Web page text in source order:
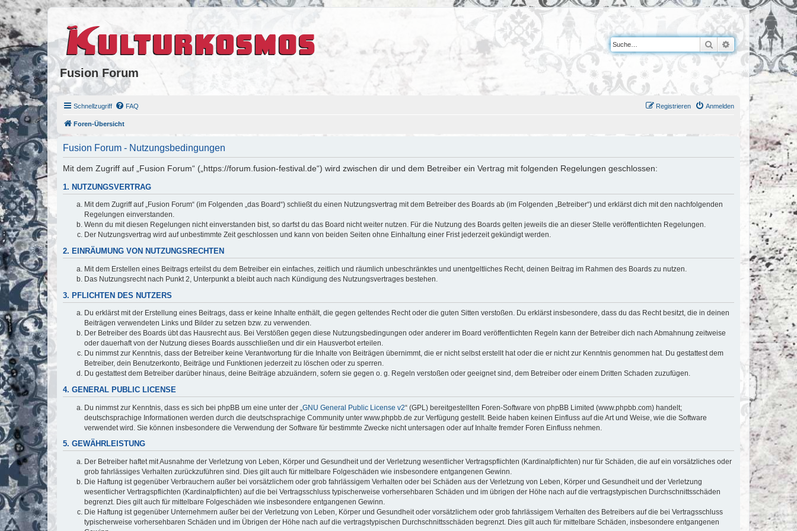
Fusion Forum
Suche Erweiterte Suche
Schnellzugriff FAQ Anmelden
Registrieren
Foren-Übersicht
Fusion Forum - Nutzungsbedingungen
Mit dem Zugriff auf „Fusion Forum“ („https://forum.fusion-festival.de“) wird zwischen dir und dem Betreiber ein Vertrag mit folgenden Regelungen geschlossen:
1. NUTZUNGSVERTRAG
Mit dem Zugriff auf „Fusion Forum“ (im Folgenden „das Board“) schließt du einen Nutzungsvertrag mit dem Betreiber des Boards ab (im Folgenden „Betreiber“) und erklärst dich mit den nachfolgenden
Regelungen einverstanden.
Wenn du mit diesen Regelungen nicht einverstanden bist, so darfst du das Board nicht weiter nutzen. Für die Nutzung des Boards gelten jeweils die an dieser Stelle veröffentlichten Regelungen.
Der Nutzungsvertrag wird auf unbestimmte Zeit geschlossen und kann von beiden Seiten ohne Einhaltung einer Frist jederzeit gekündigt werden.
2. EINRÄUMUNG VON NUTZUNGSRECHTEN
Mit dem Erstellen eines Beitrags erteilst du dem Betreiber ein einfaches, zeitlich und räumlich unbeschränktes und unentgeltliches Recht, deinen Beitrag im Rahmen des Boards zu nutzen.
Das Nutzungsrecht nach Punkt 2, Unterpunkt a bleibt auch nach Kündigung des Nutzungsvertrages bestehen.
3. PFLICHTEN DES NUTZERS
Du erklärst mit der Erstellung eines Beitrags, dass er keine Inhalte enthält, die gegen geltendes Recht oder die guten Sitten verstoßen. Du erklärst insbesondere, dass du das Recht besitzt, die in deinen
Beiträgen verwendeten Links und Bilder zu setzen bzw. zu verwenden.
Der Betreiber des Boards übt das Hausrecht aus. Bei Verstößen gegen diese Nutzungsbedingungen oder anderer im Board veröffentlichten Regeln kann der Betreiber dich nach Abmahnung zeitweise
oder dauerhaft von der Nutzung dieses Boards ausschließen und dir ein Hausverbot erteilen.
Du nimmst zur Kenntnis, dass der Betreiber keine Verantwortung für die Inhalte von Beiträgen übernimmt, die er nicht selbst erstellt hat oder die er nicht zur Kenntnis genommen hat. Du gestattest dem
Betreiber, dein Benutzerkonto, Beiträge und Funktionen jederzeit zu löschen oder zu sperren.
Du gestattest dem Betreiber darüber hinaus, deine Beiträge abzuändern, sofern sie gegen o. g. Regeln verstoßen oder geeignet sind, dem Betreiber oder einem Dritten Schaden zuzufügen.
4. GENERAL PUBLIC LICENSE
Du nimmst zur Kenntnis, dass es sich bei phpBB um eine unter der „ GNU General Public License v2“ (GPL) bereitgestellten Foren-Software von phpBB Limited (www.phpbb.com) handelt;
deutschsprachige Informationen werden durch die deutschsprachige Community unter www.phpbb.de zur Verfügung gestellt. Beide haben keinen Einfluss auf die Art und Weise, wie die Software
verwendet wird. Sie können insbesondere die Verwendung der Software für bestimmte Zwecke nicht untersagen oder auf Inhalte fremder Foren Einfluss nehmen.
5. GEWÄHRLEISTUNG
Der Betreiber haftet mit Ausnahme der Verletzung von Leben, Körper und Gesundheit und der Verletzung wesentlicher Vertragspflichten (Kardinalpflichten) nur für Schäden, die auf ein vorsätzliches oder
grob fahrlässiges Verhalten zurückzuführen sind. Dies gilt auch für mittelbare Folgeschäden wie insbesondere entgangenen Gewinn.
Die Haftung ist gegenüber Verbrauchern außer bei vorsätzlichem oder grob fahrlässigem Verhalten oder bei Schäden aus der Verletzung von Leben, Körper und Gesundheit und der Verletzung
wesentlicher Vertragspflichten (Kardinalpflichten) auf die bei Vertragsschluss typischerweise vorhersehbaren Schäden und im übrigen der Höhe nach auf die vertragstypischen Durchschnittsschäden
begrenzt. Dies gilt auch für mittelbare Folgeschäden wie insbesondere entgangenen Gewinn.
Die Haftung ist gegenüber Unternehmern außer bei der Verletzung von Leben, Körper und Gesundheit oder vorsätzlichem oder grob fahrlässigem Verhalten des Betreibers auf die bei Vertragsschluss
typischerweise vorhersehbaren Schäden und im Übrigen der Höhe nach auf die vertragstypischen Durchschnittsschäden begrenzt. Dies gilt auch für mittelbare Schäden, insbesondere entgangenen